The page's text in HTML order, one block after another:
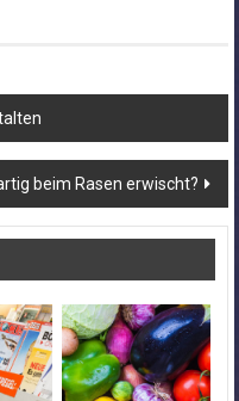
beim Rasen erwischt?